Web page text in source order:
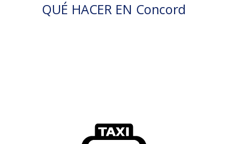
QUÉ HACER EN Concord